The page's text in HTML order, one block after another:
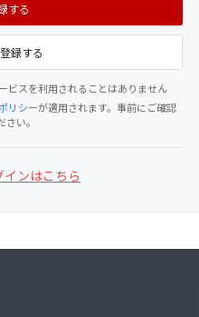
する
録する
ビスを利用されることはありません
リシーが適用されます。事前にご確認
い。
インはこちら